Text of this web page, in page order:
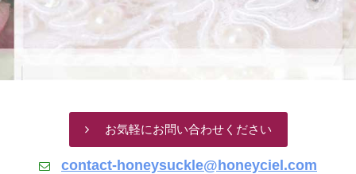
お気軽にお問い合わせください
contact-honeysuckle@honeyciel.com